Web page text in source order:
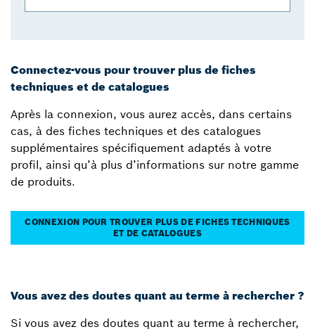
Connectez-vous pour trouver plus de fiches
techniques et de catalogues
Après la connexion, vous aurez accès, dans certains
cas, à des fiches techniques et des catalogues
supplémentaires spécifiquement adaptés à votre
profil, ainsi qu’à plus d’informations sur notre gamme
de produits.
CONNEXION POUR TROUVER PLUS DE FICHES TECHNIQUES
ET DE CATALOGUES
Vous avez des doutes quant au terme à rechercher ?
Si vous avez des doutes quant au terme à rechercher,